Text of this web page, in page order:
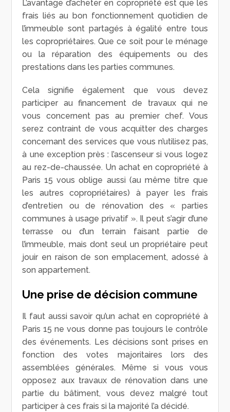
L’avantage d’acheter en copropriété est que les
frais liés au bon fonctionnement quotidien de
l’immeuble sont partagés à égalité entre tous
les copropriétaires. Que ce soit pour le ménage
ou la réparation des équipements ou des
prestations dans les parties communes.
Cela signifie également que vous devez
participer au financement de travaux qui ne
vous concernent pas au premier chef. Vous
serez contraint de vous acquitter des charges
concernant des services que vous n’utilisez pas,
à une exception près : l’ascenseur si vous logez
au rez-de-chaussée. Un achat en copropriété à
Paris 15 vous oblige aussi (au même titre que
les autres copropriétaires) à payer les frais
d’entretien ou de rénovation des « parties
communes à usage privatif ». Il peut s’agir d’une
terrasse ou d’un terrain faisant partie de
l’immeuble, mais dont seul un propriétaire peut
jouir en raison de son emplacement, adossé à
son appartement.
Une prise de décision commune
Il faut aussi savoir qu’un achat en copropriété à
Paris 15 ne vous donne pas toujours le contrôle
des événements. Les décisions sont prises en
fonction des votes majoritaires lors des
assemblées générales. Même si vous vous
opposez aux travaux de rénovation dans une
partie du bâtiment, vous devez malgré tout
participer à ces frais si la majorité l’a décidé.